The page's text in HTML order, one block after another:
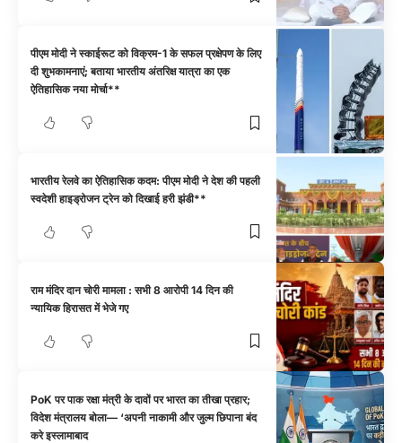
पीएम मोदी ने स्काईरूट को विक्रम-1 के सफल प्रक्षेपण के लिए
दी शुभकामनाएं; बताया भारतीय अंतरिक्ष यात्रा का एक
ऐतिहासिक नया मोर्चा**
भारतीय रेलवे का ऐतिहासिक कदम: पीएम मोदी ने देश की पहली
स्वदेशी हाइड्रोजन ट्रेन को दिखाई हरी झंडी**
राम मंदिर दान चोरी मामला : सभी 8 आरोपी 14 दिन की
न्यायिक हिरासत में भेजे गए
PoK पर पाक रक्षा मंत्री के दावों पर भारत का तीखा प्रहार;
विदेश मंत्रालय बोला— ‘अपनी नाकामी और जुल्म छिपाना बंद
करे इस्लामाबाद